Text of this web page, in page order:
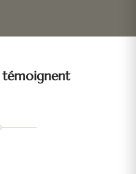
témoignent